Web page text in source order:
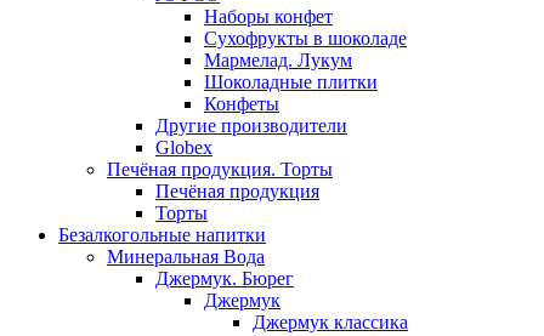
Наборы конфет
Сухофрукты в шоколаде
Мармелад. Лукум
Шоколадные плитки
Конфеты
Другие производители
Globex
Печёная продукция. Торты
Печёная продукция
Торты
Безалкогольные напитки
Минеральная Вода
Джермук. Бюрег
Джермук
Джермук классика